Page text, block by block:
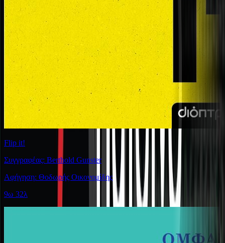
Flip it!
Συγγραφέας: Berthold Gunster
Αφήγηση: Θοδωρής Οικονομίδης
9ω 32λ